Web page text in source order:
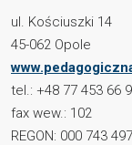
ul. Kościuszki 14
45-062 Opole
tel.: +48 77 453 66
fax wew.: 102
REGON: 000 743 497